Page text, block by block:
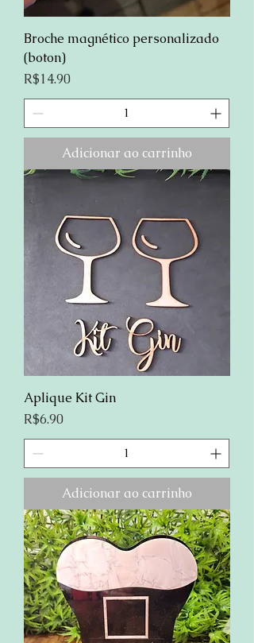
Broche magnético personalizado
(boton)
Preço
R$14.90
Adicionar ao carrinho
Aplique Kit Gin
Preço
R$6.90
Adicionar ao carrinho